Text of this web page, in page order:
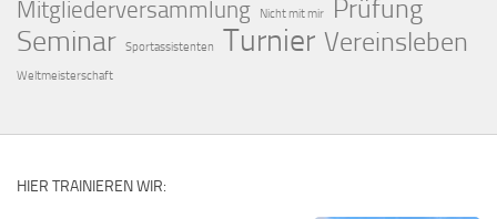
Mitgliederversammlung Nicht mit mir Prüfung
Seminar Sportassistenten Turnier Vereinsleben
Weltmeisterschaft
HIER TRAINIEREN WIR: